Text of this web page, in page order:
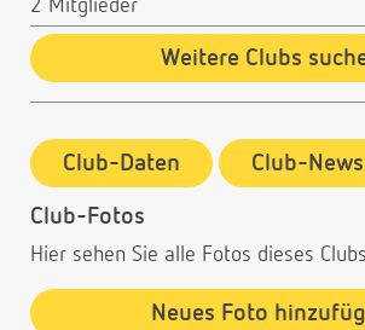
2 Mitglieder
Weitere Clubs
Club-Daten Club-News
Club-Fotos
Hier sehen Sie alle Fotos dieses
Neues Foto